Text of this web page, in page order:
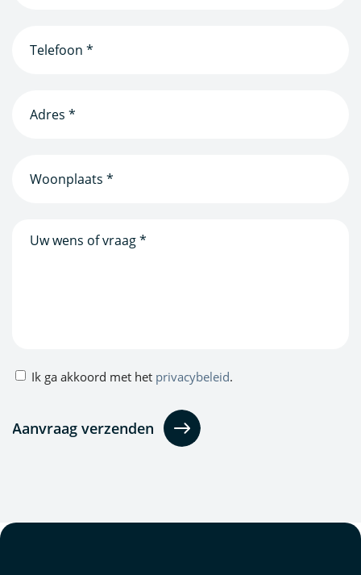
(Vereist)
(Vereist)
Privacybeleid
Ik ga akkoord met het privacybeleid.